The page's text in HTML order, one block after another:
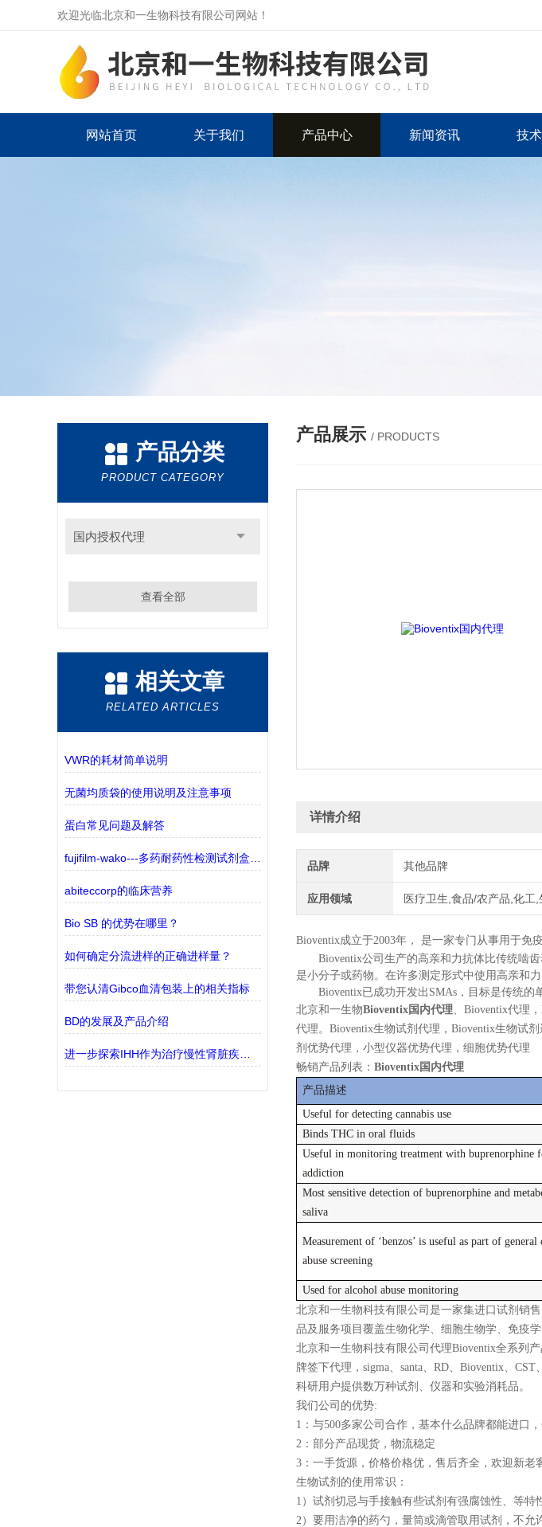
欢迎光临北京和一生物科技有限公司网站！
网站首页 关于我们 产品中心 新闻资讯 技
产品分类
PRODUCT CATEGORY
国内授权代理
查看全部
相关文章
RELATED ARTICLES
VWR的耗材简单说明
无菌均质袋的使用说明及注意事项
蛋白常见问题及解答
abiteccorp的临床营养
Bio SB 的优势在哪里？
如何确定分流进样的正确进样量？
带您认清Gibco血清包装上的相关指标
BD的发展及产品介绍
进一步探索IHH作为治疗慢性肾脏疾病(CKD)的潜在靶点
产品展示 / PRODUCTS
详情介绍
品牌 其他品牌
应用领域 医疗卫生,食品/农产品,化工
Bioventix成立于2003年， 是一家专门从事用于免
Bioventix公司生产的高亲和力抗体比传统啮
是小分子或药物。在许多测定形式中使用高亲和
Bioventix已成功开发出SMAs，目标是传统
北京和一生物Bioventix国内代理、Bioventix代理
代理。Bioventix生物试剂代理，Bioventix生物试
剂优势代理，小型仪器优势代理，细胞优势代理
畅销产品列表： Bioventix国内代理
产品描述
Useful for detecting cannabis use
Binds THC in oral fluids
Useful in monitoring treatment with buprenorphine
addiction
Most sensitive detection of buprenorphine and
saliva
Measurement of ‘benzos’ is useful as part of general
abuse screening
Used for alcohol abuse monitoring
北京和一生物科技有限公司是一家集进口试剂销
品及服务项目覆盖生物化学、细胞生物学、免疫
北京和一生物科技有限公司代理Bioventix全系列
牌签下代理，sigma、santa、RD、Bioventix、
科研用户提供数万种试剂、仪器和实验消耗品。
我们公司的优势:
1：与500多家公司合作，基本什么品牌都能进口
2：部分产品现货，物流稳定
3：一手货源，价格价格优，售后齐全，欢迎新老
生物试剂的使用常识：
1）试剂切忌与手接触有些试剂有强腐蚀性、等特
2）要用洁净的药勺，量筒或滴管取用试剂，不